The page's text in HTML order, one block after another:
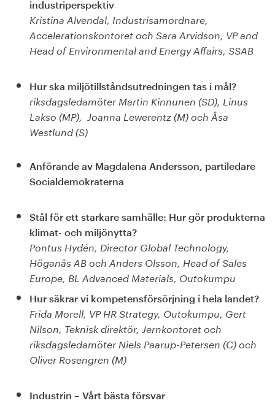
industriperspektiv
Kristina Alvendal, Industrisamordnare,
Accelerationskontoret och Sara Arvidson, VP and
Head of Environmental and Energy Affairs, SSAB
Hur ska miljötillståndsutredningen tas i mål?
riksdagsledamöter Martin Kinnunen (SD), Linus
Lakso (MP), Joanna Lewerentz (M) och Åsa
Westlund (S)
Anförande av Magdalena Andersson, partiledare
Socialdemokraterna
Stål för ett starkare samhälle: Hur gör produkterna
klimat- och miljönytta?
Pontus Hydén, Director Global Technology,
Höganäs AB och Anders Olsson, Head of Sales
Europe, BL Advanced Materials, Outokumpu
Hur säkrar vi kompetensförsörjning i hela landet?
Frida Morell, VP HR Strategy, Outokumpu, Gert
Nilson, Teknisk direktör, Jernkontoret och
riksdagsledamöter Niels Paarup-Petersen (C) och
Oliver Rosengren (M)
Industrin – Vårt bästa försvar